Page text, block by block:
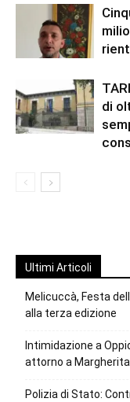
di
Ultimi Articoli
Melicuccà, Festa
alla terza edizione
Intimidazione a
attorno a
Polizia di Stato: